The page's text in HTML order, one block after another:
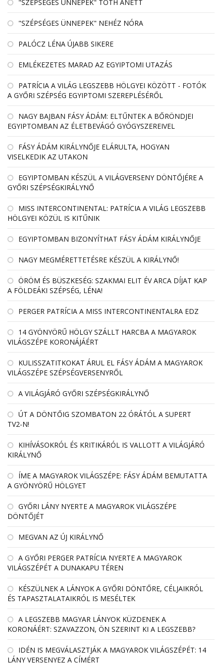
"SZÉPSÉGES ÜNNEPEK" TÓTH ANETT
"SZÉPSÉGES ÜNNEPEK" NEHÉZ NÓRA
PALÓCZ LÉNA ÚJABB SIKERE
EMLÉKEZETES MARAD AZ EGYIPTOMI UTAZÁS
PATRÍCIA A VILÁG LEGSZEBB HÖLGYEI KÖZÖTT - FOTÓK
A GYŐRI SZÉPSÉG EGYIPTOMI SZEREPLÉSÉRŐL
NAGY BAJBAN FÁSY ÁDÁM: ELTŰNTEK A BŐRÖNDJEI
EGYIPTOMBAN AZ ÉLETBEVÁGÓ GYÓGYSZEREIVEL
FÁSY ÁDÁM KIRÁLYNŐJE ELÁRULTA, HOGYAN
VISELKEDIK AZ UTAKON
EGYIPTOMBAN KÉSZÜL A VILÁGVERSENY DÖNTŐJÉRE A
GYŐRI SZÉPSÉGKIRÁLYNŐ
MISS INTERCONTINENTAL: PATRÍCIA A VILÁG LEGSZEBB
HÖLGYEI KÖZÜL IS KITŰNIK
EGYIPTOMBAN BIZONYÍTHAT FÁSY ÁDÁM KIRÁLYNŐJE
NAGY MEGMÉRETTETÉSRE KÉSZÜL A KIRÁLYNŐ!
ÖRÖM ÉS BÜSZKESÉG: SZAKMAI ELIT ÉV ARCA DÍJAT KAP
A FÖLDEÁKI SZÉPSÉG, LÉNA!
PERGER PATRÍCIA A MISS INTERCONTINENTALRA EDZ
14 GYÖNYÖRŰ HÖLGY SZÁLLT HARCBA A MAGYAROK
VILÁGSZÉPE KORONÁJÁÉRT
KULISSZATITKOKAT ÁRUL EL FÁSY ÁDÁM A MAGYAROK
VILÁGSZÉPE SZÉPSÉGVERSENYRŐL
A VILÁGJÁRÓ GYŐRI SZÉPSÉGKIRÁLYNŐ
ÚT A DÖNTŐIG SZOMBATON 22 ÓRÁTÓL A SUPERT
TV2-N!
KIHÍVÁSOKRÓL ÉS KRITIKÁRÓL IS VALLOTT A VILÁGJÁRÓ
KIRÁLYNŐ
ÍME A MAGYAROK VILÁGSZÉPE: FÁSY ÁDÁM BEMUTATTA
A GYÖNYÖRŰ HÖLGYET
GYŐRI LÁNY NYERTE A MAGYAROK VILÁGSZÉPE
DÖNTŐJÉT
MEGVAN AZ ÚJ KIRÁLYNŐ
A GYŐRI PERGER PATRÍCIA NYERTE A MAGYAROK
VILÁGSZÉPÉT A DUNAKAPU TÉREN
KÉSZÜLNEK A LÁNYOK A GYŐRI DÖNTŐRE, CÉLJAIKRÓL
ÉS TAPASZTALATAIKRÓL IS MESÉLTEK
A LEGSZEBB MAGYAR LÁNYOK KÜZDENEK A
KORONÁÉRT: SZAVAZZON, ÖN SZERINT KI A LEGSZEBB?
IDÉN IS MEGVÁLASZTJÁK A MAGYAROK VILÁGSZÉPÉT: 14
LÁNY VERSENYEZ A CÍMÉRT